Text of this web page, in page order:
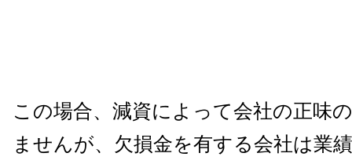
この場合、減資によって会社の正味
ませんが、欠損金を有する会社は業